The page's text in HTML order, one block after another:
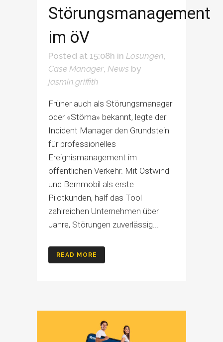
Störungsmanagement
im öV
Posted at 15:08h in Lösungen,
Case Manager, News by
jasmin.griffith
Früher auch als Störungsmanager
oder «Stöma» bekannt, legte der
Incident Manager den Grundstein
für professionelles
Ereignismanagement im
öffentlichen Verkehr. Mit Ostwind
und Bernmobil als erste
Pilotkunden, half das Tool
zahlreichen Unternehmen über
Jahre, Störungen zuverlässig...
READ MORE